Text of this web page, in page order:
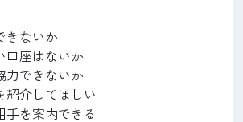
きないか
口座はないか
力できないか
紹介してほしい
手を案内できる